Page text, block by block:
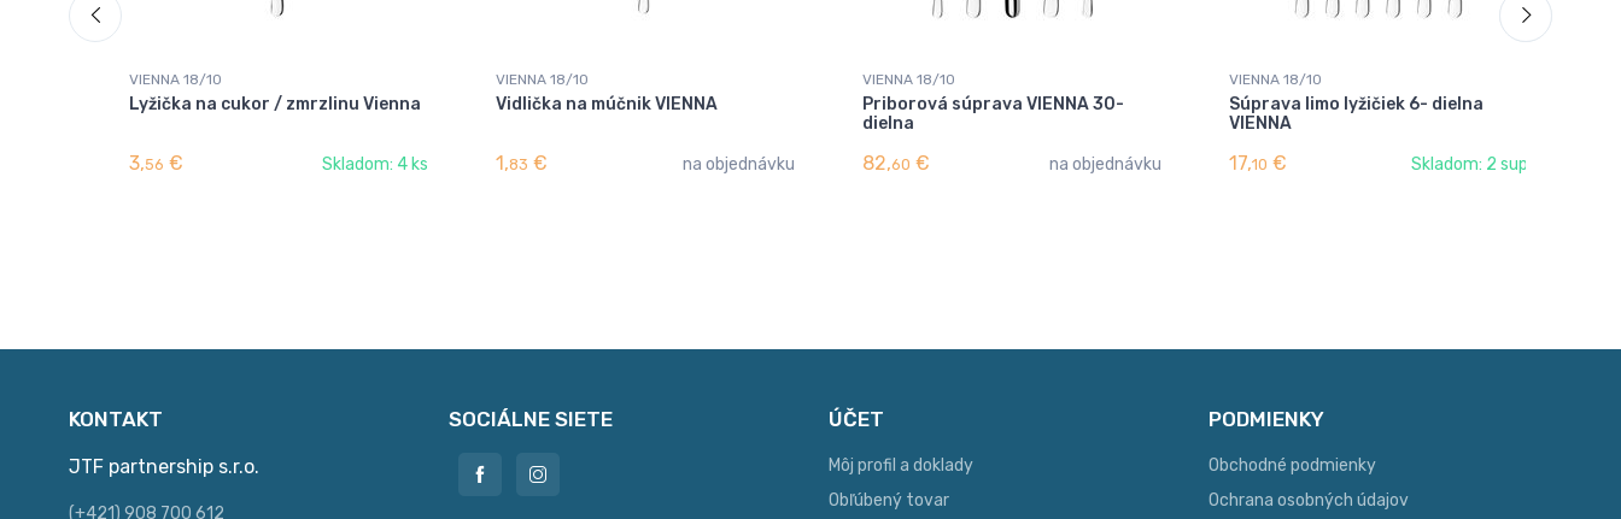
VIENNA 18/10
Lyžička na cukor / zmrzlinu Vienna
3,56 € Skladom: 4 ks
VIENNA 18/10
Vidlička na múčnik VIENNA
1,83 € na objednávku
VIENNA 18/10
Priborová súprava VIENNA 30-
dielna
82,60 € na objednávku
VIENNA 18/10
Súprava limo lyžičiek 6- dielna
VIENNA
17,10 € Skladom: 2 sup
KONTAKT
JTF partnership s.r.o.
(+421) 908 700 612
SOCIÁLNE SIETE ÚČET
Môj profil a doklady
Obľúbený tovar
PODMIENKY
Obchodné podmienky
Ochrana osobných údajov